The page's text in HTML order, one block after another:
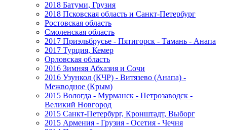
2018 Батуми, Грузия
2018 Псковская область и Санкт-Петербург
Ростовская область
Смоленская область
2017 Приэльбрусье - Пятигорск - Тамань - Анапа
2017 Турция, Кемер
Орловская область
2016 Зимняя Абхазия и Сочи
2016 Узункол (КЧР) - Витязево (Анапа) -
Межводное (Крым)
2015 Вологда - Мурманск - Петрозаводск -
Великий Новгород
2015 Санкт-Петербург, Кронштадт, Выборг
2015 Армения - Грузия - Осетия - Чечня